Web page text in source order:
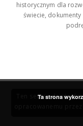
historycznym dla
świecie, dokumenty
Ten serwis działa
Ta strona